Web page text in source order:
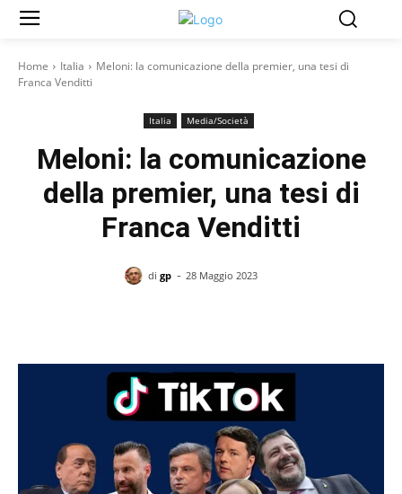
Home Italia
Meloni: la comunicazione della premier, una tesi di
Franca Venditti
Italia Media/Società
Meloni: la comunicazione
della premier, una tesi di
Franca Venditti
di gp - 28 Maggio 2023